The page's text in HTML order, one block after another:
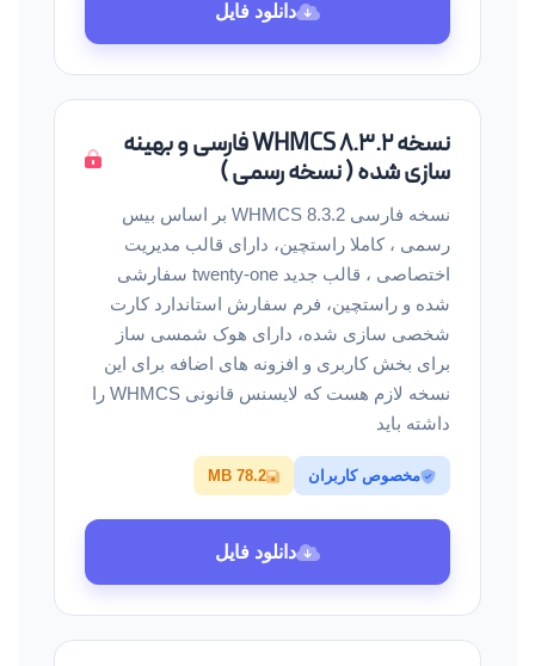
دانلود فایل
نسخه WHMCS 8.3.2 فارسی و بهینه
سازی شده ( نسخه رسمی )
نسخه فارسی WHMCS 8.3.2 بر اساس بیس
رسمی ، کاملا راستچین، دارای قالب مدیریت
اختصاصی ، قالب جدید twenty-one سفارشی
شده و راستچین، فرم سفارش استاندارد کارت
شخصی سازی شده، دارای هوک شمسی ساز
برای بخش کاربری و افزونه های اضافه برای این
نسخه لازم هست که لایسنس قانونی WHMCS را
داشته باید
مخصوص کاربران 78.2 MB
دانلود فایل